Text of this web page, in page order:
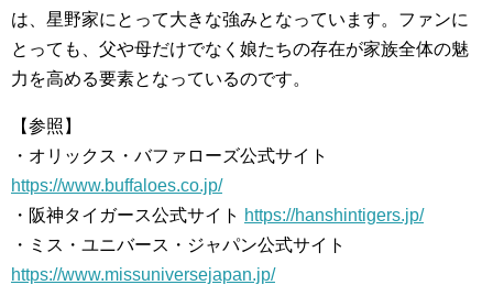
は、星野家にとって大きな強みとなっています。ファンに
とっても、父や母だけでなく娘たちの存在が家族全体の魅
力を高める要素となっているのです。
【参照】
・オリックス・バファローズ公式サイト
https://www.buffaloes.co.jp/
・阪神タイガース公式サイト https://hanshintigers.jp/
・ミス・ユニバース・ジャパン公式サイト
https://www.missuniversejapan.jp/